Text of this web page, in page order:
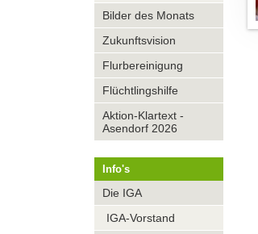
Bilder des Monats
Zukunftsvision
Flurbereinigung
Flüchtlingshilfe
Aktion-Klartext -
Asendorf 2026
Info's
Navigation
überspringen
Die IGA
IGA-Vorstand